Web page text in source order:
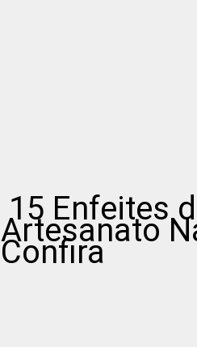
15 Enfeites
Artesanato
Confira